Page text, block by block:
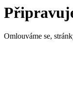
Omlouváme se,